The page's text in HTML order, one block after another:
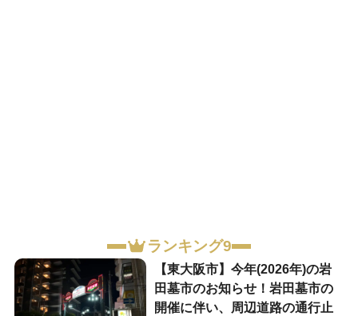
ランキング9
【東大阪市】今年(2026年)の岩
田墓市のお知らせ！岩田墓市の
開催に伴い、周辺道路の通行止